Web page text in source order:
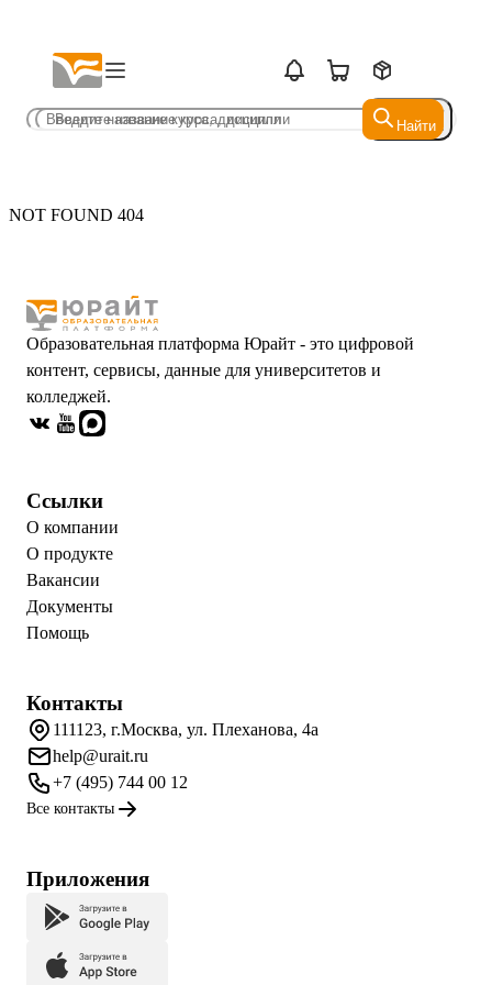
Найти
Найти
NOT FOUND 404
Образовательная платформа Юрайт - это цифровой
контент, сервисы, данные для университетов и
колледжей.
Ссылки
О компании
О продукте
Вакансии
Документы
Помощь
Контакты
111123, г.Москва, ул. Плеханова, 4а
help@urait.ru
+7 (495) 744 00 12
Все контакты
Приложения